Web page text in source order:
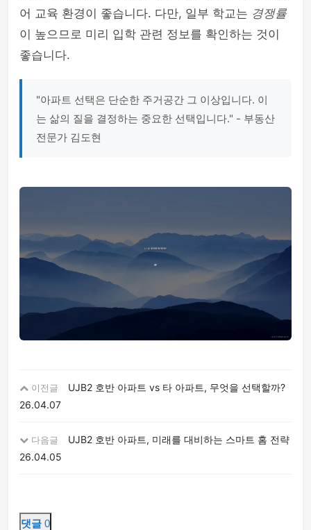
어 교육 환경이 좋습니다. 다만, 일부 학교는 경쟁률
이 높으므로 미리 입학 관련 정보를 확인하는 것이
좋습니다.
"아파트 선택은 단순한 주거공간 그 이상입니다. 이
는 삶의 질을 결정하는 중요한 선택입니다." - 부동산
전문가 김도현
이전글
UJB2 호반 아파트 vs 타 아파트, 무엇을 선택할까?
26.04.07
다음글
UJB2 호반 아파트, 미래를 대비하는 스마트 홈 전략
26.04.05
댓글 0